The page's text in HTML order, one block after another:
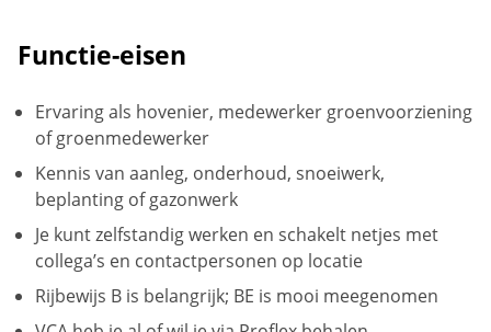
Functie-eisen
Ervaring als hovenier, medewerker groenvoorziening
of groenmedewerker
Kennis van aanleg, onderhoud, snoeiwerk,
beplanting of gazonwerk
Je kunt zelfstandig werken en schakelt netjes met
collega’s en contactpersonen op locatie
Rijbewijs B is belangrijk; BE is mooi meegenomen